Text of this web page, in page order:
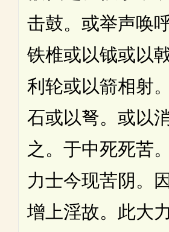
击鼓。或举声唤
铁椎或以钺或以
利轮或以箭相射
石或以弩。或以
之。于中死死苦
力士今现苦阴。
增上淫故。此大